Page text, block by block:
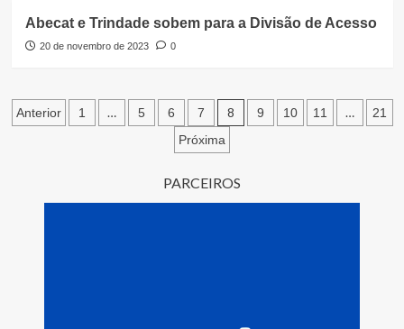
Abecat e Trindade sobem para a Divisão de Acesso
20 de novembro de 2023 0
Paginação
Anterior 1 … 5 6 7 8 9 10 11 …
21
Próxima
PARCEIROS